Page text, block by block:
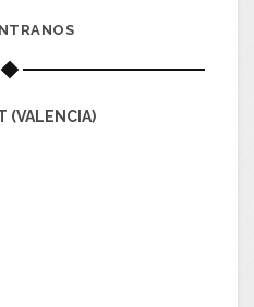
(VALENCIA)